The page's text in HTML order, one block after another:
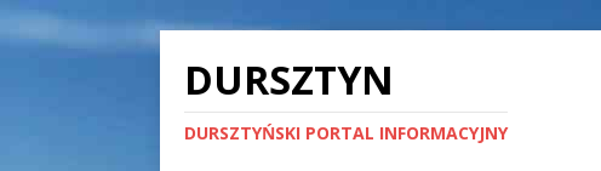
DURSZTYN
DURSZTYŃSKI PORTAL INFORMACYJNY